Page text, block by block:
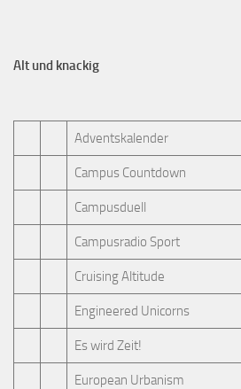
Alt und knackig
Adventskalender
Campus Countdown
Campusduell
Campusradio Sport
Cruising Altitude
Engineered Unicorns
Es wird Zeit!
European Urbanism